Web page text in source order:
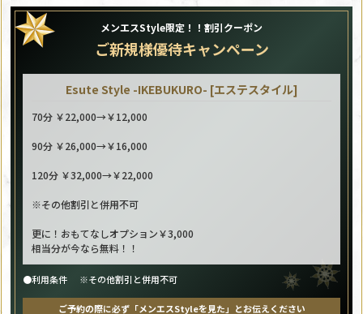
メンエスStyle限定！！割引クーポン
ご新規様優待キャンペーン
Esute Style -IKEBUKURO- [エステスタイル]
70分 ￥22,000→￥12,000
90分 ￥26,000→￥16,000
120分 ￥32,000→￥22,000
※その他割引と併用不可
更に！おもてなしオプション￥3,000
相当分が今なら無料！！
●利用条件 ※その他割引と併用不可
ご予約の際に必ず「メンエスStyleを見た」とお伝えください